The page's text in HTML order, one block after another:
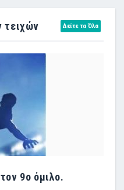
τειχών Δείτε τα Όλα
9ο όμιλο.